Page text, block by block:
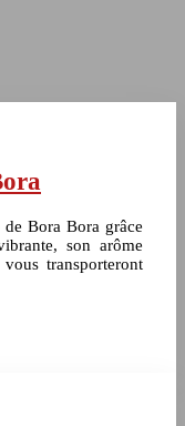
Bora Bora grâce
son arôme
transporteront